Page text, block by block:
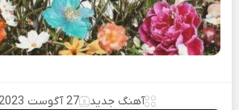
آهنگ جدید 27 آگوست 2023